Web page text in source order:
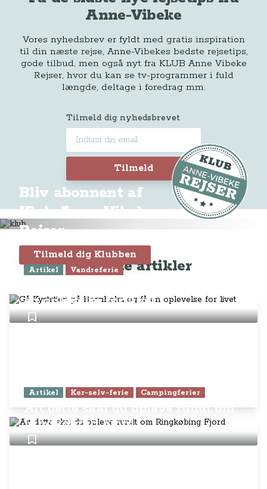
Anne-Vibeke
Vores nyhedsbrev er fyldt med gratis inspiration
til din næste rejse, Anne-Vibekes bedste rejsetips,
gode tilbud, men også nyt fra KLUB Anne Vibeke
Rejser, hvor du kan se tv-programmer i fuld
længde, deltage i foredrag mm.
Tilmeld dig nyhedsbrevet
Tilmeld
Bliv abonnent af
Klub Anne-Vibeke
Rejser
Tilmeld dig Klubben
Seneste artikler
Artikel Vandreferie
en oplevelse for livet
Artikel Kør-selv-ferie Campingferier
Alt dette skal du opleve rundt om
Ringkøbing Fjord